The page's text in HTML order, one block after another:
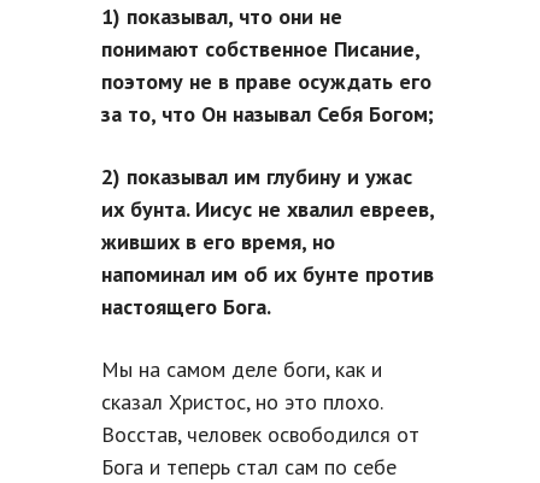
1) показывал, что они не
понимают собственное Писание,
поэтому не в праве осуждать его
за то, что Он называл Себя Богом;
2) показывал им глубину и ужас
их бунта. Иисус не хвалил евреев,
живших в его время, но
напоминал им об их бунте против
настоящего Бога.
Мы на самом деле боги, как и
сказал Христос, но это плохо.
Восстав, человек освободился от
Бога и теперь стал сам по себе